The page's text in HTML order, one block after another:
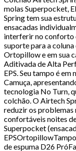
molas Superpocket,
Spring tem sua
ensacadas
interferir no conforto
suporte para a
Ortopillow e em sua
Aditivada de Alta
EPS. Seu tampo é
Camuça,
tecnologia No Turn,
colchão. O Airtech
reduzir os problemas
confortáveis noites
Superpocket
de espuma D26